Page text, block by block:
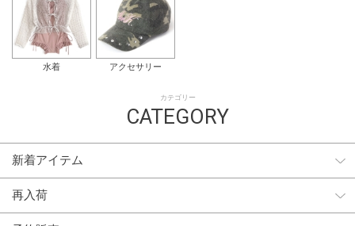
水着 アクセサリー
カテゴリー
CATEGORY
新着アイテム
再入荷